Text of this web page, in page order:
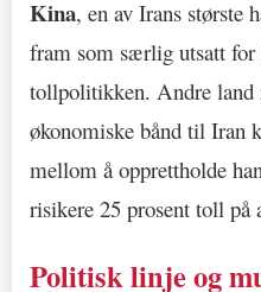
Kina, en av Irans største
fram som særlig utsatt for
tollpolitikken. Andre land
økonomiske bånd til Iran
mellom å opprettholde
risikere 25 prosent toll
Politisk linje og